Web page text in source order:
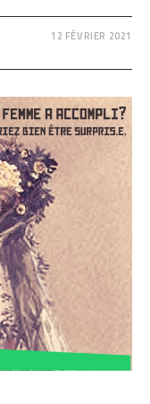
12 FÉVRIER 2021